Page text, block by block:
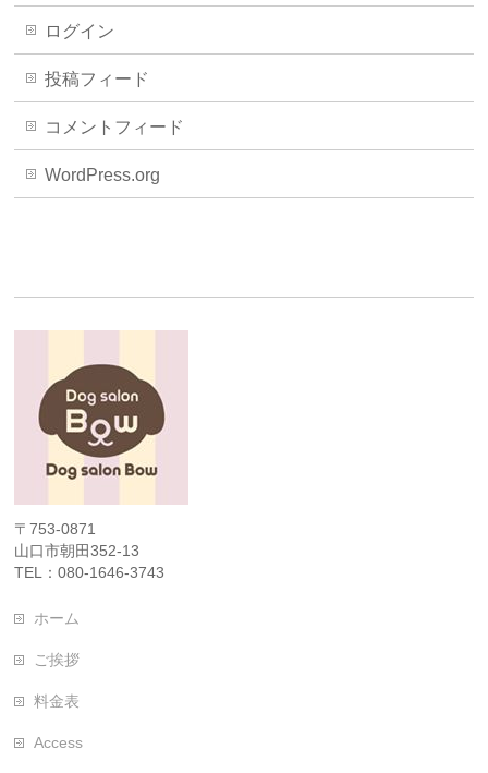
ログイン
投稿フィード
コメントフィード
WordPress.org
〒753-0871
山口市朝田352-13
TEL：080-1646-3743
ホーム
ご挨拶
料金表
Access